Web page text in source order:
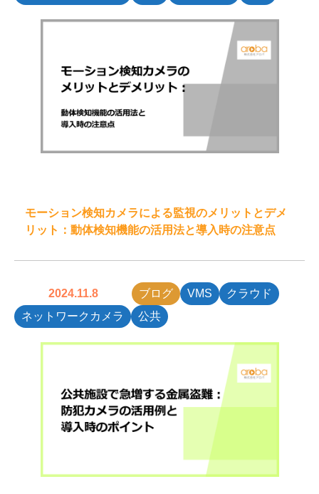
モーション検知カメラによる監視のメリットとデメ
リット：動体検知機能の活用法と導入時の注意点
2024.11.8 ブログ VMS
クラウド
ネットワークカメラ
公共